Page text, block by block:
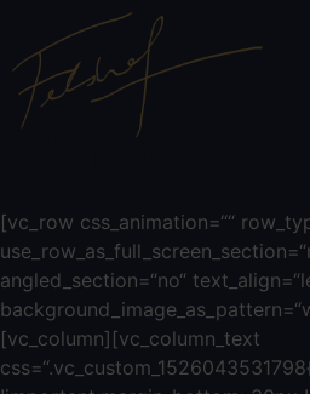
[vc_row css_animation=““
angled_section=“no“
[vc_column][vc_column_text